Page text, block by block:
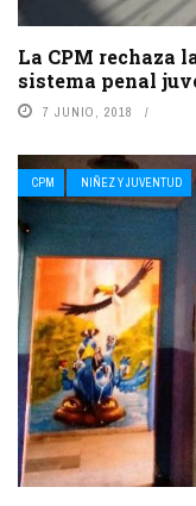
La CPM rechaza
sistema penal
7 JUNIO, 2018
CPM NIÑEZ Y JUVENTUD